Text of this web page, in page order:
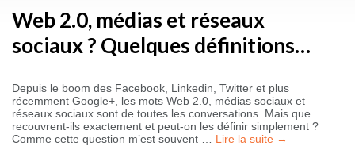
Web 2.0, médias et réseaux
sociaux ? Quelques définitions…
Depuis le boom des Facebook, Linkedin, Twitter et plus
récemment Google+, les mots Web 2.0, médias sociaux et
réseaux sociaux sont de toutes les conversations. Mais que
recouvrent-ils exactement et peut-on les définir simplement ?
Comme cette question m’est souvent … Lire la suite →